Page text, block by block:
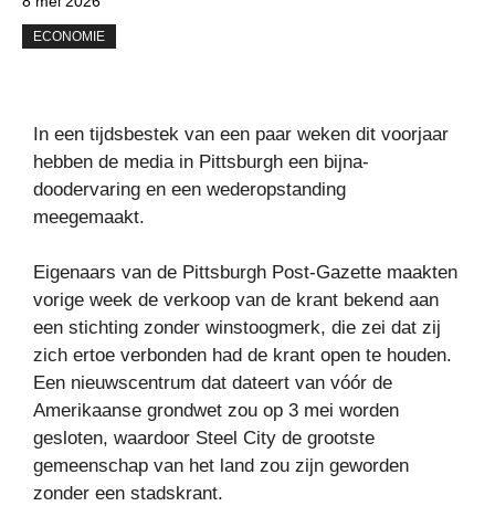
ECONOMIE
In een tijdsbestek van een paar weken dit voorjaar
hebben de media in Pittsburgh een bijna-
doodervaring en een wederopstanding
meegemaakt.
Eigenaars van de Pittsburgh Post-Gazette maakten
vorige week de verkoop van de krant bekend aan
een stichting zonder winstoogmerk, die zei dat zij
zich ertoe verbonden had de krant open te houden.
Een nieuwscentrum dat dateert van vóór de
Amerikaanse grondwet zou op 3 mei worden
gesloten, waardoor Steel City de grootste
gemeenschap van het land zou zijn geworden
zonder een stadskrant.